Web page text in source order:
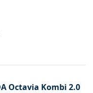
Octavia Kombi 2.0